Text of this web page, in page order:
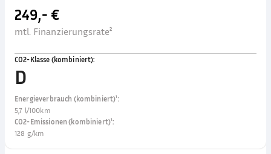
249,- €
mtl. Finanzierungsrate²
CO2-Klasse (kombiniert):
D
Energieverbrauch (kombiniert)¹:
5,7 l/100km
CO2-Emissionen (kombiniert)¹:
128 g/km